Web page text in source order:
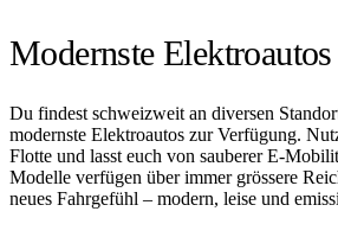
Modernste Elektroautos
Du findest schweizweit an diversen
modernste Elektroautos zur Verfügung.
Flotte und lasst euch von sauberer E-
Modelle verfügen über immer grössere
neues Fahrgefühl – modern, leise und